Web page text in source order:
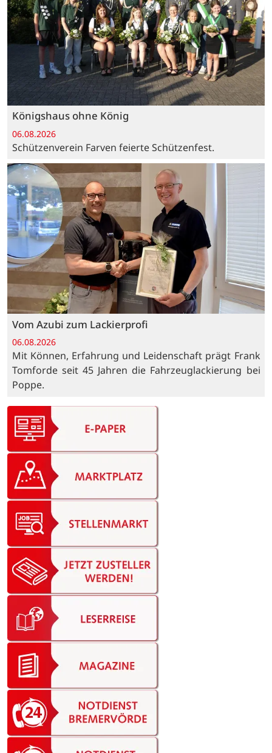
Königshaus ohne König
06.08.2026
Schützenverein Farven feierte Schützenfest.
Vom Azubi zum Lackierprofi
06.08.2026
Mit Können, Erfahrung und Leidenschaft prägt Frank
Tomforde seit 45 Jahren die Fahrzeuglackierung bei
Poppe.